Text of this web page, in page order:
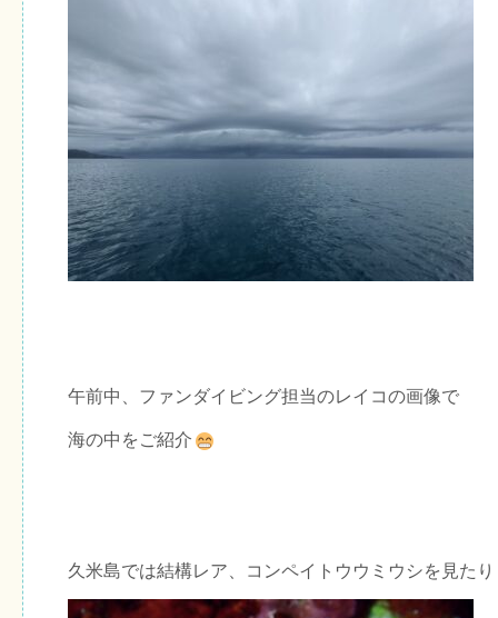
午前中、ファンダイビング担当のレイコの画像で
海の中をご紹介
久米島では結構レア、コンペイトウウミウシを見たり